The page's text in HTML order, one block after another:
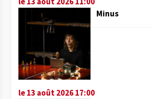
Minus
le 13 août 2026 17:00